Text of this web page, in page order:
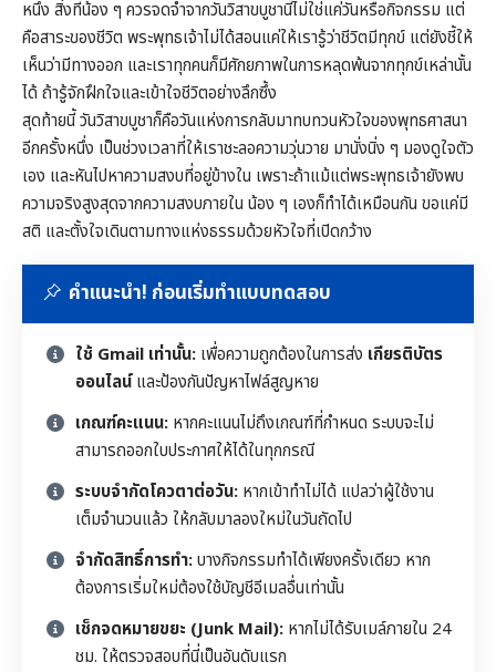
หนึ่ง สิ่งที่น้อง ๆ ควรจดจำจากวันวิสาขบูชานี้ไม่ใช่แค่วันหรือกิจกรรม แต่
คือสาระของชีวิต พระพุทธเจ้าไม่ได้สอนแค่ให้เรารู้ว่าชีวิตมีทุกข์ แต่ยังชี้ให้
เห็นว่ามีทางออก และเราทุกคนก็มีศักยภาพในการหลุดพ้นจากทุกข์เหล่านั้น
ได้ ถ้ารู้จักฝึกใจและเข้าใจชีวิตอย่างลึกซึ้ง
สุดท้ายนี้ วันวิสาขบูชาก็คือวันแห่งการกลับมาทบทวนหัวใจของพุทธศาสนา
อีกครั้งหนึ่ง เป็นช่วงเวลาที่ให้เราชะลอความวุ่นวาย มานั่งนิ่ง ๆ มองดูใจตัว
เอง และหันไปหาความสงบที่อยู่ข้างใน เพราะถ้าแม้แต่พระพุทธเจ้ายังพบ
ความจริงสูงสุดจากความสงบภายใน น้อง ๆ เองก็ทำได้เหมือนกัน ขอแค่มี
สติ และตั้งใจเดินตามทางแห่งธรรมด้วยหัวใจที่เปิดกว้าง
คำแนะนำ! ก่อนเริ่มทำแบบทดสอบ
ใช้ Gmail เท่านั้น: เพื่อความถูกต้องในการส่ง เกียรติบัตร
ออนไลน์และป้องกันปัญหาไฟล์สูญหาย
เกณฑ์คะแนน: หากคะแนนไม่ถึงเกณฑ์ที่กำหนด ระบบจะไม่
สามารถออกใบประกาศให้ได้ในทุกกรณี
ระบบจำกัดโควตาต่อวัน: หากเข้าทำไม่ได้ แปลว่าผู้ใช้งาน
เต็มจำนวนแล้ว ให้กลับมาลองใหม่ในวันถัดไป
จำกัดสิทธิ์การทำ:บางกิจกรรมทำได้เพียงครั้งเดียว หาก
ต้องการเริ่มใหม่ต้องใช้บัญชีอีเมลอื่นเท่านั้น
เช็กจดหมายขยะ (Junk Mail): หากไม่ได้รับเมล์ภายใน 24
ชม. ให้ตรวจสอบที่นี่เป็นอันดับแรก